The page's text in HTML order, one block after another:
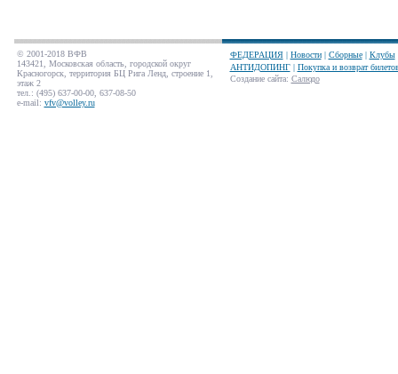
© 2001-2018 ВФВ
143421, Московская область, городской округ
Красногорск, территория БЦ Рига Ленд, строение 1,
этаж 2
тел.: (495) 637-00-00, 637-08-50
e-mail: vfv@volley.ru
ФЕДЕРАЦИЯ| Новости| Сборные| Клубы
АНТИДОПИНГ| Покупка и возврат
Создание сайта: Салюдо